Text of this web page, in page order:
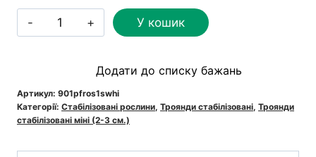
Троянда
стабілізована
кількість
У кошик
Додати до списку бажань
Артикул: 901pfros1swhi
Категорії: Стабілізовані рослини, Троянди стабілізовані, Троянди
стабілізовані міні (2-3 см.)